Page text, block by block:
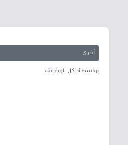
أخرى
بواسطة: كل الوظائف